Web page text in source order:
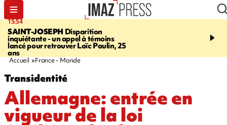
15:54
SAINT-JOSEPH Disparition
inquiétante - un appel à témoins
lancé pour retrouver Loïc Paulin, 25
ans
17:52
dimanche pour
Accueil France - Monde
Transidentité
Allemagne: entrée en
vigueur de la loi